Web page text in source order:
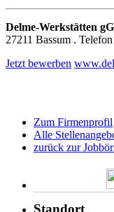
Delme-Werkstätten
27211 Bassum .
Jetzt bewerben
Zum Firmenprofil
Alle
zurück zur
Standort